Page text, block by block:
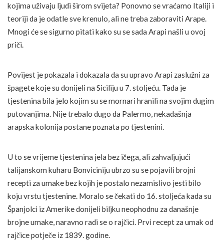
kojima uživaju ljudi širom svijeta? Ponovno se vraćamo Italiji i
teoriji da je odatle sve krenulo, ali ne treba zaboraviti Arape.
Mnogi će se sigurno pitati kako su se sada Arapi našli u ovoj
priči.
Povijest je pokazala i dokazala da su upravo Arapi zaslužni za
špagete koje su donijeli na Siciliju u 7. stoljeću. Tada je
tjestenina bila jelo kojim su se mornari hranili na svojim dugim
putovanjima. Nije trebalo dugo da Palermo, nekadašnja
arapska kolonija postane poznata po tjestenini.
U to se vrijeme tjestenina jela bez ičega, ali zahvaljujući
talijanskom kuharu Bonviciniju ubrzo su se pojavili brojni
recepti za umake bez kojih je postalo nezamislivo jesti bilo
koju vrstu tjestenine. Moralo se čekati do 16. stoljeća kada su
Španjolci iz Amerike donijeli biljku neophodnu za današnje
brojne umake, naravno radi se o rajčici. Prvi recept za umak od
rajčice potječe iz 1839. godine.